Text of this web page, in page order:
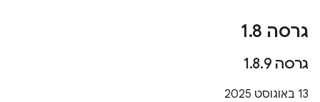
גרסה 1 .8
גרסה 1 .8.9
‫13 באוגוסט 2025